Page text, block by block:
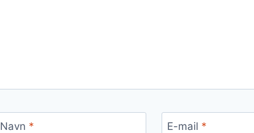
Navn * E-mail *